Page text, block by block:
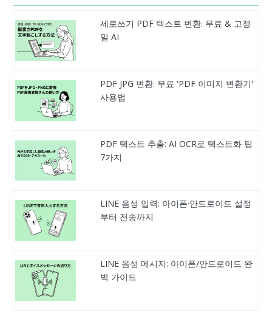
세로쓰기 PDF 텍스트 변환: 무료 & 고정
밀 AI
PDF JPG 변환: 무료 'PDF 이미지 변환기'
사용법
PDF 텍스트 추출: AI OCR로 텍스트화 팁
7가지
LINE 음성 입력: 아이폰·안드로이드 설정
부터 전송까지
LINE 음성 메시지: 아이폰/안드로이드 완
벽 가이드